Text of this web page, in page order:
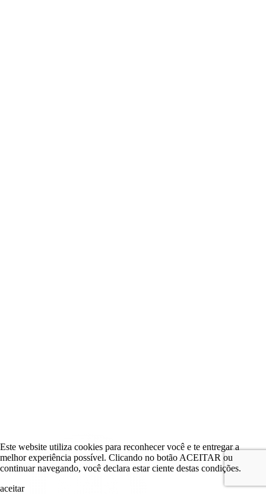
Este website utiliza cookies para reconhecer você e te entregar a
melhor experiência possível. Clicando no botão ACEITAR ou
continuar navegando, você declara estar ciente destas condições.
aceitar